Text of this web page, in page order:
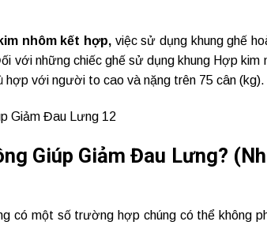
nhôm kết hợp, việc sử dụng khung ghế
với những chiếc ghế sử dụng khung Hợp kim
hợp với người to cao và nặng trên 75 cân (kg).
Giúp Giảm Đau Lưng?
có một số trường hợp chúng có thể không